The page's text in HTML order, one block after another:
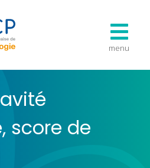
menu
score de